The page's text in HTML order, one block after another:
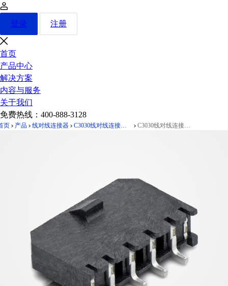
登录 注册
首页
产品中心
解决方案
内容与服务
关于我们
免费热线： 400-888-3128
页 产品 线对线连接器 C3030线对线连接器Pitch 3.00mm 90°单排带扣卧式SMT型 Wafer C3030线对线连接器Pitch 3.00mm 90°单排带扣卧式SMT型 Wafer 4Pin黑色 镀雾锡